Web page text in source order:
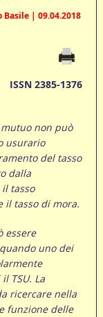
| 09.04.2018
ISSN 2385-1376
non può
usurario
del tasso
dalla
tasso
il tasso di mora.
essere
uno dei
TSU. La
ricercare nella
funzione delle